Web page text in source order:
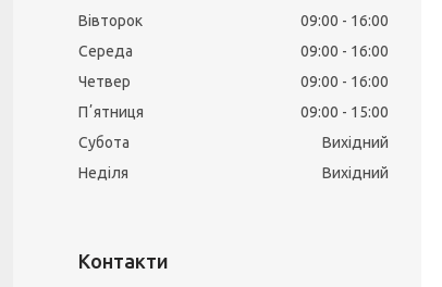
Вівторок
09:00
16:00
Середа
09:00
16:00
Четвер
09:00
16:00
Пʼятниця
09:00
15:00
Субота
Вихідний
Неділя
Вихідний